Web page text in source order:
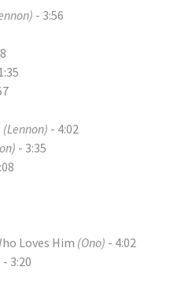
- 3:56
(Lennon) - 4:02
- 3:35
Loves Him (Ono) - 4:02
- 3:20